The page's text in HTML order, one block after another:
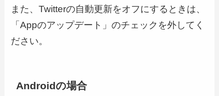
また、Twitterの自動更新をオフにするときは、
「Appのアップデート」のチェックを外してく
ださい。
Androidの場合